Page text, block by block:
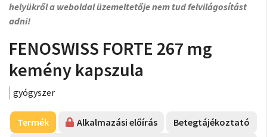
helyükről a weboldal üzemeltetője nem tud felvilágosítást
adni!
FENOSWISS FORTE 267 mg
kemény kapszula
gyógyszer
Termék Alkalmazási előírás
Betegtájékoztató